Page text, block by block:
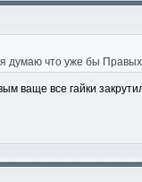
думаю что уже бы
ваще все гайки